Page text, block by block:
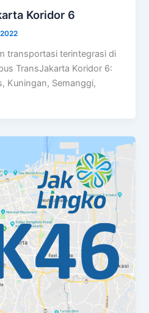
Koridor 6
transportasi terintegrasi di
TransJakarta Koridor 6:
Kuningan, Semanggi,